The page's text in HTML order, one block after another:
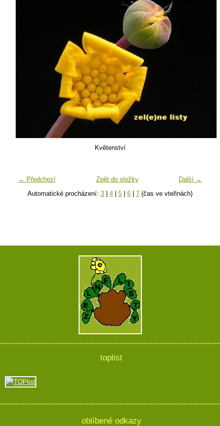
Květenství
← Předchozí Další →
Zpět do složky
Automatické procházení: 3 | 4 | 5 | 6 | 7 (čas ve vteřinách)
toplist
oblíbené odkazy